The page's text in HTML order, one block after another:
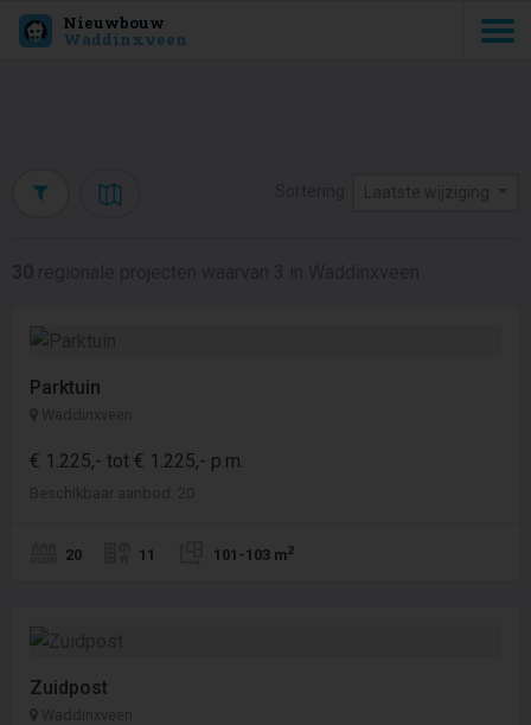
Nieuwbouw
Waddinxveen
Laatste wijziging
Parktuin
Waddinxveen
€ 1.225,- tot € 1.225,- p.m.
Beschikbaar aanbod: 20
20 11 101-103 m2
Zuidpost
Waddinxveen